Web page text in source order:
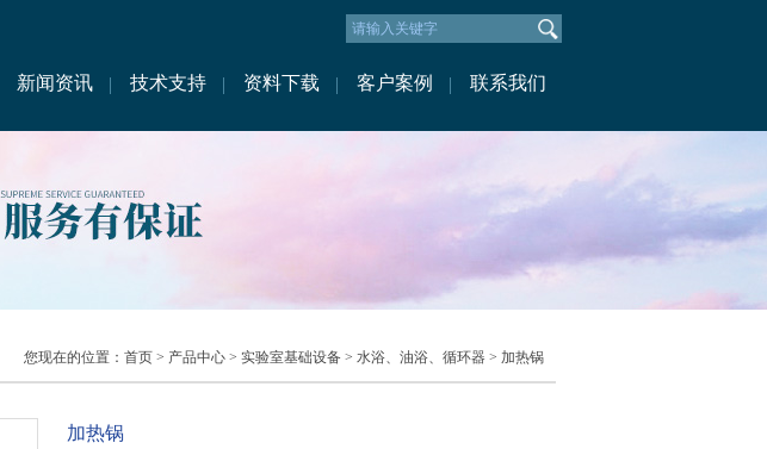
新闻资讯 技术支持 资料下载 客户案例 联系我们
您现在的位置： 首页 > 产品中心 > 实验室基础设备 > 水浴、油浴、循环器 > 加热锅
加热锅